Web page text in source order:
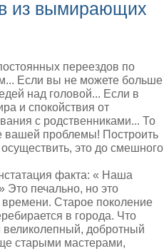
из вымирающих
переездов по
Если вы не можете больше
над головой... Если в
и спокойствия от
с родственниками... То
вашей проблемы! Построить
это до смешного
факта: « Наша
Это печально, но это
времени. Старое поколение
в города. Что
великолепный, добротный
старыми мастерами,